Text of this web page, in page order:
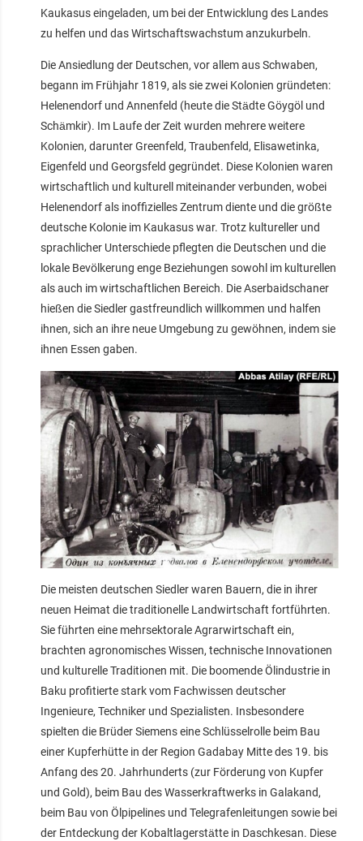
Kaukasus eingeladen, um bei der Entwicklung des Landes
zu helfen und das Wirtschaftswachstum anzukurbeln.
Die Ansiedlung der Deutschen, vor allem aus Schwaben,
begann im Frühjahr 1819, als sie zwei Kolonien gründeten:
Helenendorf und Annenfeld (heute die Städte Göygöl und
Schämkir). Im Laufe der Zeit wurden mehrere weitere
Kolonien, darunter Greenfeld, Traubenfeld, Elisawetinka,
Eigenfeld und Georgsfeld gegründet. Diese Kolonien waren
wirtschaftlich und kulturell miteinander verbunden, wobei
Helenendorf als inoffizielles Zentrum diente und die größte
deutsche Kolonie im Kaukasus war. Trotz kultureller und
sprachlicher Unterschiede pflegten die Deutschen und die
lokale Bevölkerung enge Beziehungen sowohl im kulturellen
als auch im wirtschaftlichen Bereich. Die Aserbaidschaner
hießen die Siedler gastfreundlich willkommen und halfen
ihnen, sich an ihre neue Umgebung zu gewöhnen, indem sie
ihnen Essen gaben.
Die meisten deutschen Siedler waren Bauern, die in ihrer
neuen Heimat die traditionelle Landwirtschaft fortführten.
Sie führten eine mehrsektorale Agrarwirtschaft ein,
brachten agronomisches Wissen, technische Innovationen
und kulturelle Traditionen mit. Die boomende Ölindustrie in
Baku profitierte stark vom Fachwissen deutscher
Ingenieure, Techniker und Spezialisten. Insbesondere
spielten die Brüder Siemens eine Schlüsselrolle beim Bau
einer Kupferhütte in der Region Gadabay Mitte des 19. bis
Anfang des 20. Jahrhunderts (zur Förderung von Kupfer
und Gold), beim Bau des Wasserkraftwerks in Galakand,
beim Bau von Ölpipelines und Telegrafenleitungen sowie bei
der Entdeckung der Kobaltlagerstätte in Daschkesan. Diese